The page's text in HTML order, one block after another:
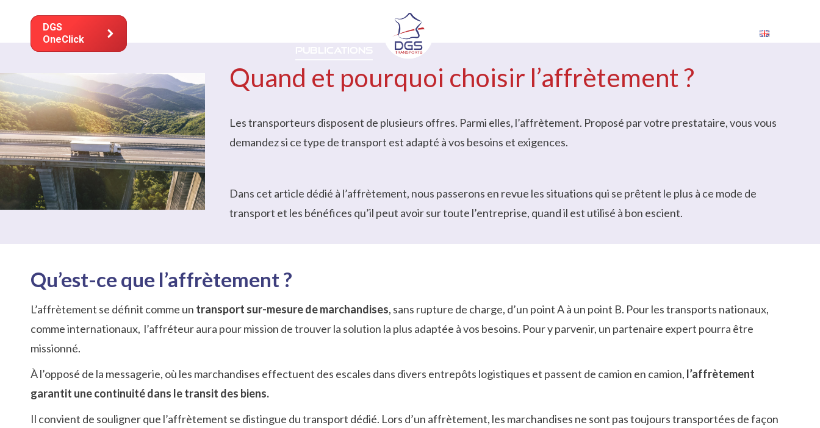
DGS
OneClick
Quand et pourquoi choisir l’affrètement ?
Les transporteurs disposent de plusieurs offres. Parmi elles, l’affrètement. Proposé par votre prestataire, vous vous
demandez si ce type de transport est adapté à vos besoins et exigences.
Dans cet article dédié à l’affrètement, nous passerons en revue les situations qui se prêtent le plus à ce mode de
transport et les bénéfices qu’il peut avoir sur toute l’entreprise, quand il est utilisé à bon escient.
Qu’est-ce que l’affrètement ?
L’affrètement se définit comme un transport sur-mesure de marchandises, sans rupture de charge, d’un point A à un point B. Pour les transports nationaux,
comme internationaux, l’affréteur aura pour mission de trouver la solution la plus adaptée à vos besoins. Pour y parvenir, un partenaire expert pourra être
missionné.
À l’opposé de la messagerie, où les marchandises effectuent des escales dans divers entrepôts logistiques et passent de camion en camion, l’affrètement
garantit une continuité dans le transit des biens.
Il convient de souligner que l’affrètement se distingue du transport dédié. Lors d’un affrètement, les marchandises ne sont pas toujours transportées de façon